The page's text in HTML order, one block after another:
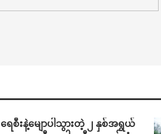
ရေစီးနဲ့မျောပါသွားတဲ့ ၂ နှစ်အရွယ်